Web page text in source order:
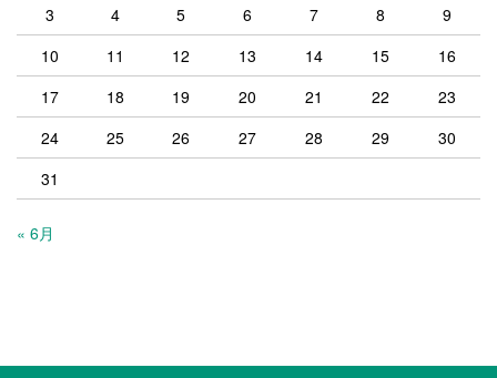
3
4 5 6 7 8
9
10
11 12 13 14 15
16
17
18 19 20 21 22
23
24
25 26 27 28 29
30
31
« 6月